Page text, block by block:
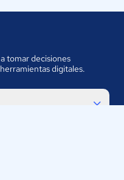
tomar decisiones
digitales.